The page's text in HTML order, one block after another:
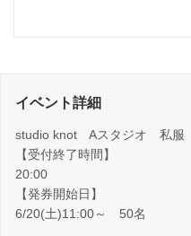
イベント詳細
studio knot Aスタジオ 私服
【受付終了時間】
20:00
【発券開始日】
6/20(土)11:00～ 50名